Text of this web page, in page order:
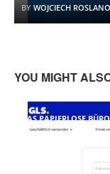
BY WOJCIECH
YOU MIGHT
DAS PAPIERLOSE BÜRO